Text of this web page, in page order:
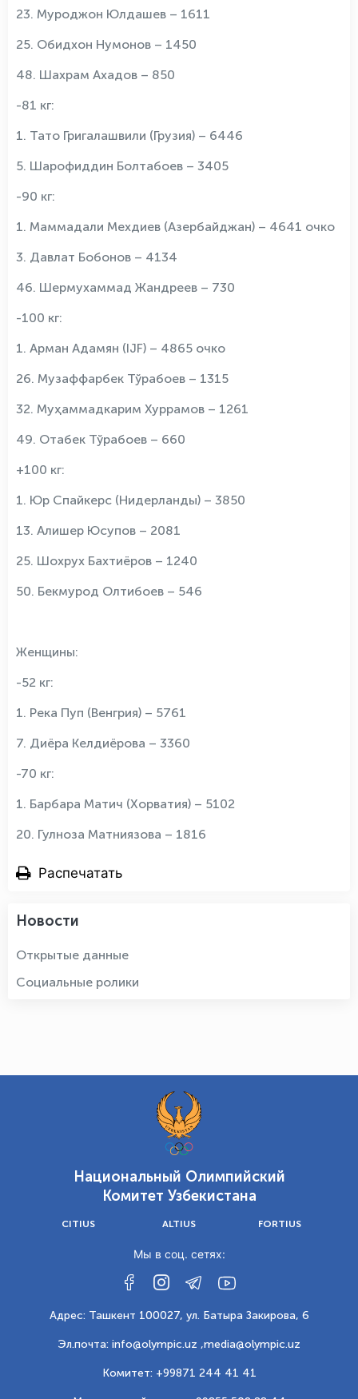
23. Муроджон Юлдашев – 1611
25. Обидхон Нумонов – 1450
48. Шахрам Ахадов – 850
-81 кг:
1. Тато Григалашвили (Грузия) – 6446
5. Шарофиддин Болтабоев – 3405
-90 кг:
1. Маммадали Мехдиев (Азербайджан) – 4641 очко
3. Давлат Бобонов – 4134
46. Шермухаммад Жандреев – 730
-100 кг:
1. Арман Адамян (IJF) – 4865 очко
26. Музаффарбек Тўрабоев – 1315
32. Муҳаммадкарим Хуррамов – 1261
49. Отабек Тўрабоев – 660
+100 кг:
1. Юр Спайкерс (Нидерланды) – 3850
13. Алишер Юсупов – 2081
25. Шохрух Бахтиёров – 1240
50. Бекмурод Олтибоев – 546
Женщины:
-52 кг:
1. Река Пуп (Венгрия) – 5761
7. Диёра Келдиёрова – 3360
-70 кг:
1. Барбара Матич (Хорватия) – 5102
20. Гулноза Матниязова – 1816
Распечатать
Новости
Открытые данные
Социальные ролики
Национальный Олимпийский
Комитет Узбекистана
CITIUS ALTIUS FORTIUS
Мы в соц. сетях:
Адрес: Ташкент 100027, ул. Батыра Закирова, 6
Эл.почта: info@olympic.uz ,media@olympic.uz
Комитет: +99871 244 41 41